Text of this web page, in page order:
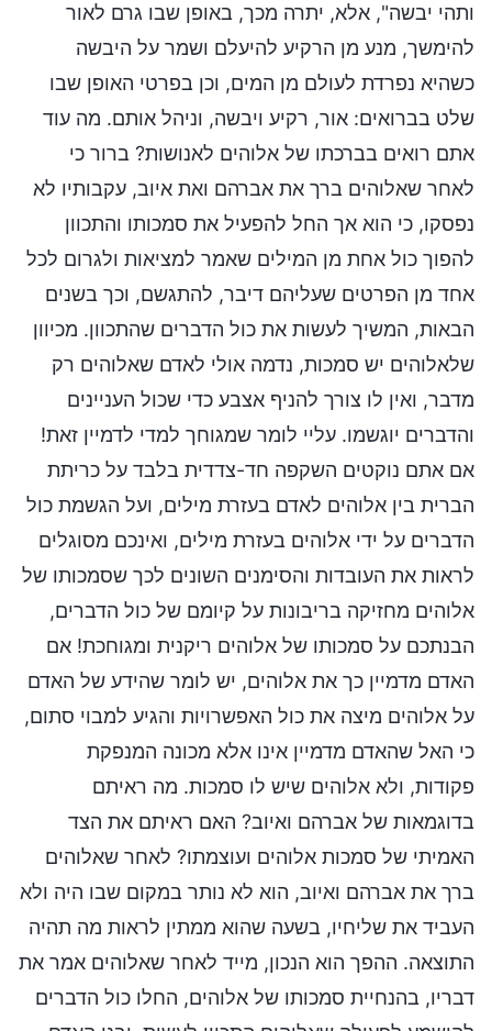
ותהי יבשה", אלא, יתרה מכך, באופן שבו גרם לאור
להימשך, מנע מן הרקיע להיעלם ושמר על היבשה
כשהיא נפרדת לעולם מן המים, וכן בפרטי האופן שבו
שלט בברואים: אור, רקיע ויבשה, וניהל אותם. מה עוד
אתם רואים בברכתו של אלוהים לאנושות? ברור כי
לאחר שאלוהים ברך את אברהם ואת איוב, עקבותיו לא
נפסקו, כי הוא אך החל להפעיל את סמכותו והתכוון
להפוך כול אחת מן המילים שאמר למציאות ולגרום לכל
אחד מן הפרטים שעליהם דיבר, להתגשם, וכך בשנים
הבאות, המשיך לעשות את כול הדברים שהתכוון. מכיוון
שלאלוהים יש סמכות, נדמה אולי לאדם שאלוהים רק
מדבר, ואין לו צורך להניף אצבע כדי שכול העניינים
והדברים יוגשמו. עליי לומר שמגוחך למדי לדמיין זאת!
אם אתם נוקטים השקפה חד-צדדית בלבד על כריתת
הברית בין אלוהים לאדם בעזרת מילים, ועל הגשמת כול
הדברים על ידי אלוהים בעזרת מילים, ואינכם מסוגלים
לראות את העובדות והסימנים השונים לכך שסמכותו של
אלוהים מחזיקה בריבונות על קיומם של כול הדברים,
הבנתכם על סמכותו של אלוהים ריקנית ומגוחכת! אם
האדם מדמיין כך את אלוהים, יש לומר שהידע של האדם
על אלוהים מיצה את כול האפשרויות והגיע למבוי סתום,
כי האל שהאדם מדמיין אינו אלא מכונה המנפקת
פקודות, ולא אלוהים שיש לו סמכות. מה ראיתם
בדוגמאות של אברהם ואיוב? האם ראיתם את הצד
האמיתי של סמכות אלוהים ועוצמתו? לאחר שאלוהים
ברך את אברהם ואיוב, הוא לא נותר במקום שבו היה ולא
העביד את שליחיו, בשעה שהוא ממתין לראות מה תהיה
התוצאה. ההפך הוא הנכון, מייד לאחר שאלוהים אמר את
דבריו, בהנחיית סמכותו של אלוהים, החלו כול הדברים